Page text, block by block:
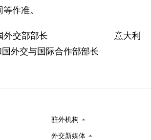
作准。
和国外交部部长 意大利
外交与国际合作部部长
驻外机构
外交新媒体